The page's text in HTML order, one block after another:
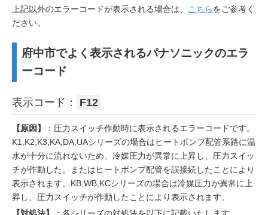
上記以外のエラーコードが表示される場合は、 こちらをご参考く
ださい。
府中市でよく表示されるパナソニックのエラ
ーコード
表示コード： F12
【原因】
：圧力スイッチ作動時に表示されるエラーコードです。
K1,K2,K3,KA,DA,UAシリーズの場合はヒートポンプ配管系路に温
水が十分に流れないため、冷媒圧力が異常に上昇し、圧力スイッ
チが作動した。またはヒートポンプ配管を誤接続したことにより
表示されます。KB,WB,KCシリーズの場合は冷媒圧力が異常に上
昇し、圧力スイッチが作動したことにより表示されます。